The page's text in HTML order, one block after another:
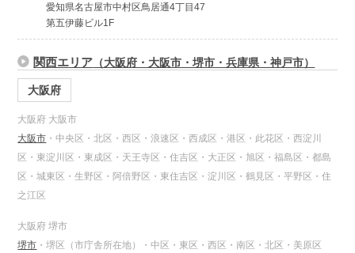
愛知県名古屋市中村区鳥居通4丁目47
第五伊藤ビル1F
関西エリア （大阪府・大阪市・堺市・兵庫県・神戸市）
大阪府
大阪府 大阪市
大阪市 ・中央区・北区・西区・浪速区・西成区・港区・此花区・西淀川
区・東淀川区・東成区・天王寺区・住吉区・大正区・旭区・福島区・都島
区・城東区・生野区・阿倍野区・東住吉区・淀川区・鶴見区・平野区・住
之江区
大阪府 堺市
堺市 ・堺区（市庁舎所在地）・中区・東区・西区・南区・北区・美原区